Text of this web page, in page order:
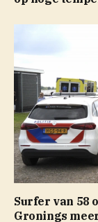
Surfer van 58
Gronings